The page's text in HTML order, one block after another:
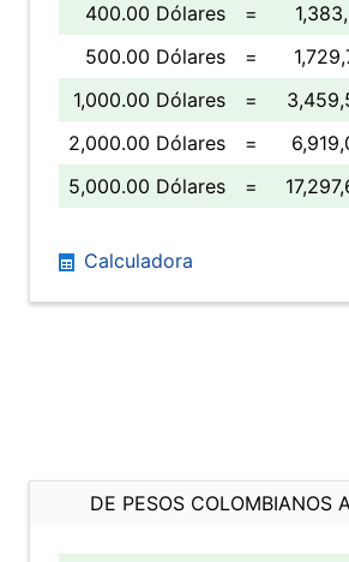
400.00 Dólares
=
500.00 Dólares
=
1,000.00 Dólares
=
2,000.00 Dólares
=
5,000.00 Dólares
=
Calculadora
DE PESOS COLOMBIANOS